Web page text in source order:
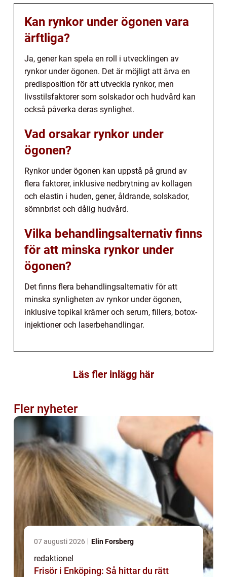
Kan rynkor under ögonen vara
ärftliga?
Ja, gener kan spela en roll i utvecklingen av
rynkor under ögonen. Det är möjligt att ärva en
predisposition för att utveckla rynkor, men
livsstilsfaktorer som solskador och hudvård kan
också påverka deras synlighet.
Vad orsakar rynkor under
ögonen?
Rynkor under ögonen kan uppstå på grund av
flera faktorer, inklusive nedbrytning av kollagen
och elastin i huden, gener, åldrande, solskador,
sömnbrist och dålig hudvård.
Vilka behandlingsalternativ finns
för att minska rynkor under
ögonen?
Det finns flera behandlingsalternativ för att
minska synligheten av rynkor under ögonen,
inklusive topikal krämer och serum, fillers, botox-
injektioner och laserbehandlingar.
Läs fler inlägg här
Fler nyheter
07 augusti 2026 Elin Forsberg
redaktionel
Frisör i Enköping: Så hittar du rätt